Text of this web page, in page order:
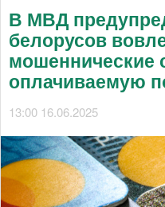
В МВД
белорусов
мошеннические
оплачиваемую
13:00 16.06.2025